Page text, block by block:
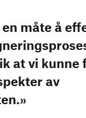
måte å
at vi kunne
av